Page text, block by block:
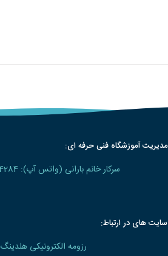
مدیریت آموزشگاه فنی حرفه ای:
سرکار خانم بارانی (واتس آپ): 09330044284
سایت های در ارتباط:
رزومه الکترونیکی هلدینگ